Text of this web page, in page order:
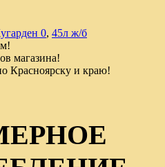
0, 45л ж/б
магазина!
Красноярску и краю!